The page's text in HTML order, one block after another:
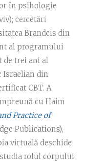
în psihologie
cercetări
Brandeis din
al programului
de trei ani al
din
CBT. A
cu Haim
Practice of
Publications),
virtuală deschide
rolul corpului